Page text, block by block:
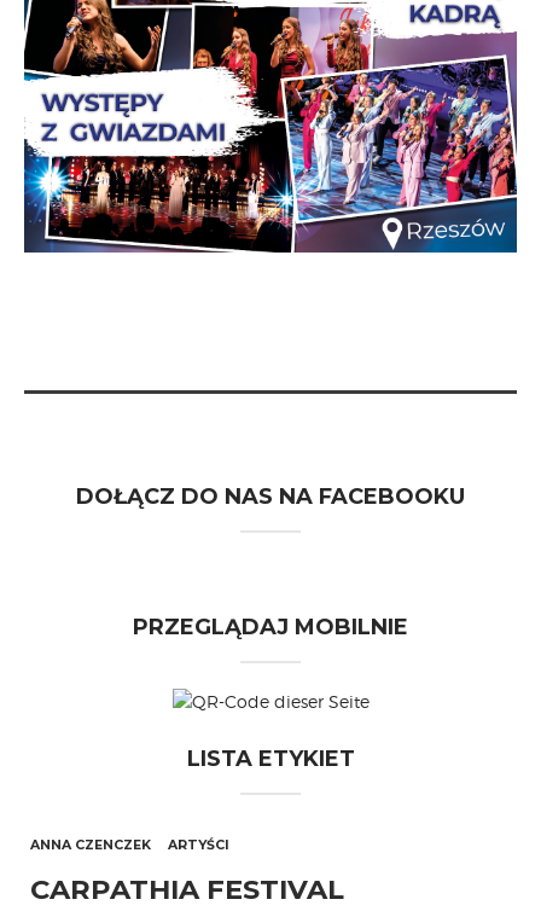
DOŁĄCZ DO NAS NA FACEBOOKU
PRZEGLĄDAJ MOBILNIE
LISTA ETYKIET
ANNA CZENCZEK ARTYŚCI
CARPATHIA FESTIVAL